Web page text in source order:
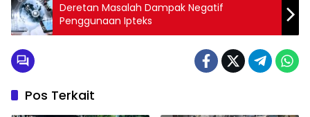
Deretan Masalah Dampak Negatif
Penggunaan Ipteks
Pos Terkait